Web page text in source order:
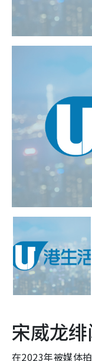
宋威龙
在2023年被媒体